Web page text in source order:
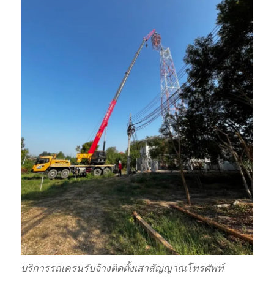
บริการรถเครนรับจ้างติดตั้งเสาสัญญาณโทรศัพท์